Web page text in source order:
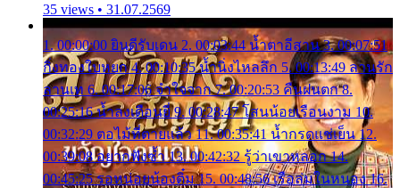
35 views • 31.07.2569
1. 00:00:00 ยินดีรับเดน 2. 00:03:44 น้ำตาอีสาน 3. 00:07:51
กิ่งทองใบหยก 4. 00:10:35 น้ำนิ่งไหลลึก 5. 00:13:49 ลานรัก
ลานเท 6. 00:17:06 จำใจจาก 7. 00:20:53 คืนฝนตก 8.
00:25:16 น้ำลงเดือนยี่ 9. 00:28:47 โสนน้อยเรือนงาม 10.
00:32:29 ตอไม้ที่ตายแล้ว 11. 00:35:41 น้ำกรดแช่เย็น 12.
00:39:08 อยากฟังซ้ำ 13. 00:42:32 รู้ว่าเขาหลอก 14.
00:45:25 รอหน่อยน้องติ๋ม 15. 00:48:56 เรือล่มในหนอง 16.